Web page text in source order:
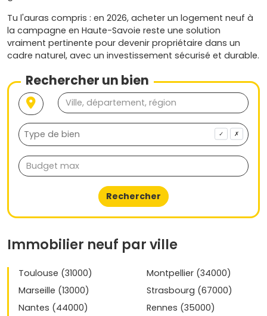
Tu l'auras compris : en 2026, acheter un logement neuf à
la campagne en Haute-Savoie reste une solution
vraiment pertinente pour devenir propriétaire dans un
cadre naturel, avec un investissement sécurisé et durable.
Rechercher un bien
✓ ✗
Rechercher
Immobilier neuf par ville
Toulouse (31000)
Montpellier (34000)
Marseille (13000)
Strasbourg (67000)
Nantes (44000)
Rennes (35000)